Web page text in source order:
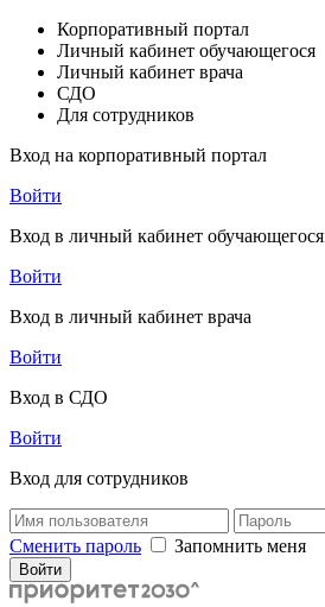
Корпоративный портал
Личный кабинет обучающегося
Личный кабинет врача
СДО
Для сотрудников
Вход на корпоративный портал
Войти
Вход в личный кабинет обучающегося
Войти
Вход в личный кабинет врача
Войти
Вход в СДО
Войти
Вход для сотрудников
Сменить пароль Запомнить меня